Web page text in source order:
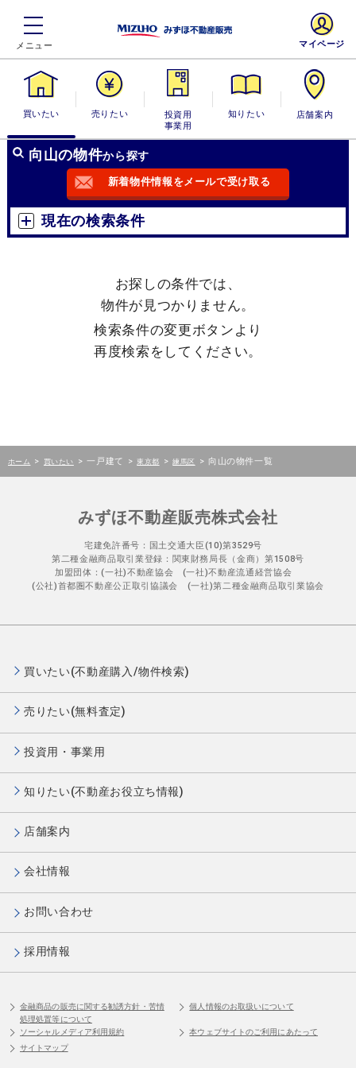
買いたい 売りたい
投資用・事業
用
知りたい 店舗案内
マイページ
向山の物件から探す
新着物件情報をメールで受け取る
現在の検索条件
お探しの条件では、
物件が見つかりません。
検索条件の変更ボタンより
再度検索をしてください。
ホーム > 買いたい > 一戸建て > 東京都 > 練馬区 > 向山の物件一覧
みずほ不動産販売株式会社
宅建免許番号：国土交通大臣(10)第3529号
第二種金融商品取引業登録：関東財務局長（金商）第1508号
加盟団体：(一社)不動産協会 (一社)不動産流通経営協会
(公社)首都圏不動産公正取引協議会 (一社)第二種金融商品取引業協会
買いたい(不動産購入/物件検索)
売りたい(無料査定)
投資用・事業用
知りたい(不動産お役立ち情報)
店舗案内
会社情報
お問い合わせ
採用情報
金融商品の販売に関する勧誘方針・苦情
処理処置等について
個人情報のお取扱いについて
ソーシャルメディア利用規約
本ウェブサイトのご利用にあたって
サイトマップ